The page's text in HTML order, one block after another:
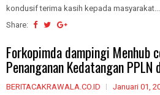
kondusif terima kasih kepada masyarakat...
Share:
Forkopimda dampingi Menhub
Penanganan Kedatangan
BERITACAKRAWALA.CO.ID Januari 01,